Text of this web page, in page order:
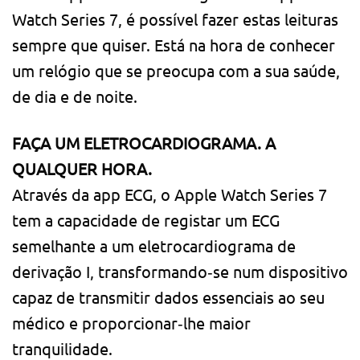
Watch Series 7, é possível fazer estas leituras
sempre que quiser. Está na hora de conhecer
um relógio que se preocupa com a sua saúde,
de dia e de noite.
FAÇA UM ELETROCARDIOGRAMA. A
QUALQUER HORA.
Através da app ECG, o Apple Watch Series 7
tem a capacidade de registar um ECG
semelhante a um eletrocardiograma de
derivação I, transformando‑se num dispositivo
capaz de transmitir dados essenciais ao seu
médico e proporcionar‑lhe maior
tranquilidade.